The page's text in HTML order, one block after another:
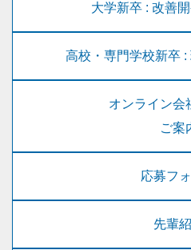
大学新卒 : 改善
高校・専門学校新卒
オンライン会
ご案
応募フ
先輩